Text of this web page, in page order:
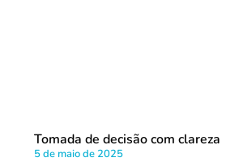
Tomada de decisão com clareza
5 de maio de 2025